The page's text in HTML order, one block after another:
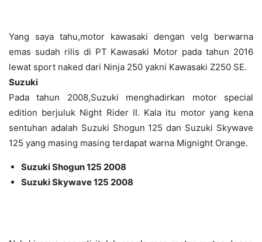
Yang saya tahu,motor kawasaki dengan velg berwarna
emas sudah rilis di PT Kawasaki Motor pada tahun 2016
lewat sport naked dari Ninja 250 yakni Kawasaki Z250 SE.
Suzuki
Pada tahun 2008,Suzuki menghadirkan motor special
edition berjuluk Night Rider II. Kala itu motor yang kena
sentuhan adalah Suzuki Shogun 125 dan Suzuki Skywave
125 yang masing masing terdapat warna Mignight Orange.
Suzuki Shogun 125 2008
Suzuki Skywave 125 2008